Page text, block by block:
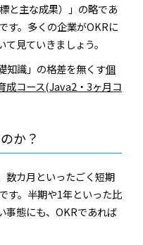
と主な成果）」の略であ
す。多くの企業がOKRに
見ていきましょう。
知識」の格差を無くす個
成コース(Java2・3ヶ月コ
か？
数カ月といったごく短期
す。半期や1年といった比
事態にも、OKRであれば